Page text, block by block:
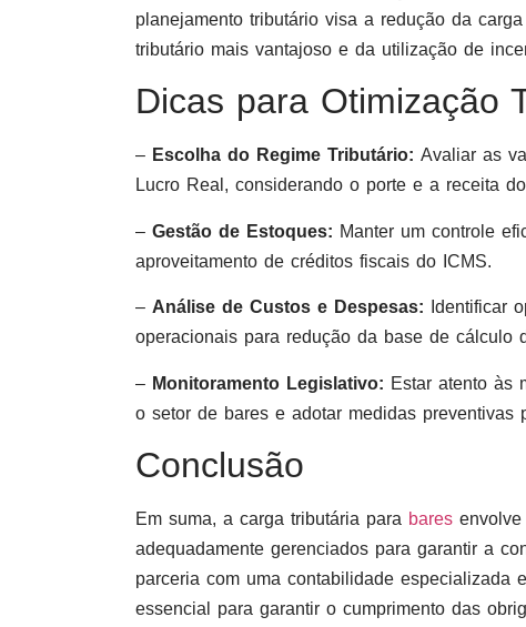
planejamento tributário visa a redução da
tributário mais vantajoso e da utilização de
Dicas para Otimização
– Escolha do Regime Tributário: Avaliar as
Lucro Real, considerando o porte e a receita
– Gestão de Estoques: Manter um controle
aproveitamento de créditos fiscais do ICMS.
– Análise de Custos e Despesas: Identificar
operacionais para redução da base de cálculo
– Monitoramento Legislativo: Estar atento às
o setor de bares e adotar medidas preventivas
Conclusão
Em suma, a carga tributária para bares
adequadamente gerenciados para garantir a
parceria com uma contabilidade especializada
essencial para garantir o cumprimento das